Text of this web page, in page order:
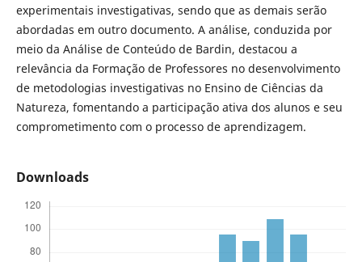
experimentais investigativas, sendo que as demais serão
abordadas em outro documento. A análise, conduzida por
meio da Análise de Conteúdo de Bardin, destacou a
relevância da Formação de Professores no desenvolvimento
de metodologias investigativas no Ensino de Ciências da
Natureza, fomentando a participação ativa dos alunos e seu
comprometimento com o processo de aprendizagem.
Downloads